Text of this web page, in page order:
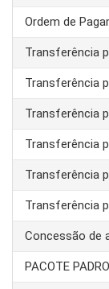
Ordem de
Transferência
Transferência
Transferência
Transferência
Transferência
Transferência
Concessão de
PACOTE